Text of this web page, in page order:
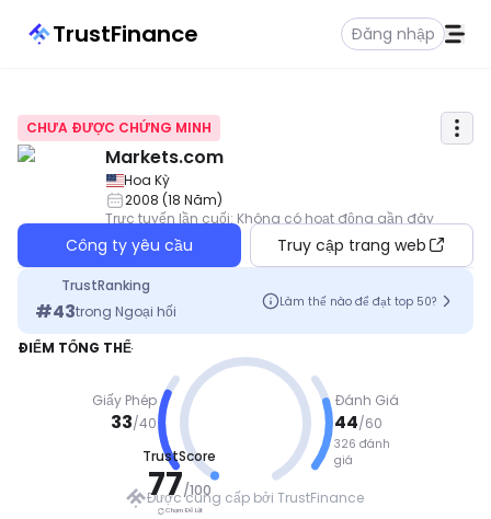
TrustFinance Đăng nhập
CHƯA ĐƯỢC CHỨNG MINH
Markets.com
Hoa Kỳ
2008 (18 Năm)
Trực tuyến lần cuối: Không có hoạt động gần đây
Công ty yêu cầu Truy cập trang web
TrustRanking
#43trong Ngoại hối
Làm thế nào để đạt top 50?
ĐIỂM TỔNG THỂ
Giấy Phép
33/40
TrustScore
77/100
Chạm Để Lật
TỐT
Chạm Để Lật
Đánh Giá
44/60
326 đánh
giá
Được cung cấp bởi TrustFinance